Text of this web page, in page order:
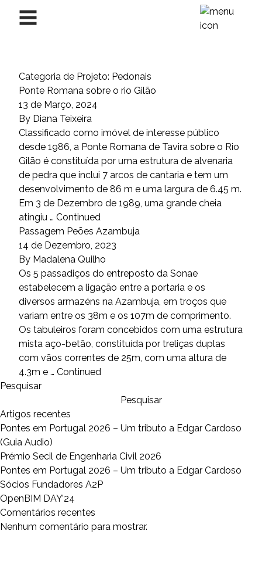
Categoria de Projeto: Pedonais
Ponte Romana sobre o rio Gilão
13 de Março, 2024
By Diana Teixeira
Classificado como imóvel de interesse público
desde 1986, a Ponte Romana de Tavira sobre o Rio
Gilão é constituída por uma estrutura de alvenaria
de pedra que inclui 7 arcos de cantaria e tem um
desenvolvimento de 86 m e uma largura de 6.45 m.
Em 3 de Dezembro de 1989, uma grande cheia
atingiu … Continued
Passagem Peões Azambuja
14 de Dezembro, 2023
By Madalena Quilho
Os 5 passadiços do entreposto da Sonae
estabelecem a ligação entre a portaria e os
diversos armazéns na Azambuja, em troços que
variam entre os 38m e os 107m de comprimento.
Os tabuleiros foram concebidos com uma estrutura
mista aço-betão, constituída por treliças duplas
com vãos correntes de 25m, com uma altura de
4.3m e … Continued
Pesquisar
Pesquisar
Artigos recentes
Pontes em Portugal 2026 – Um tributo a Edgar Cardoso
(Guia Audio)
Prémio Secil de Engenharia Civil 2026
Pontes em Portugal 2026 – Um tributo a Edgar Cardoso
Sócios Fundadores A2P
OpenBIM DAY’24
Comentários recentes
Nenhum comentário para mostrar.